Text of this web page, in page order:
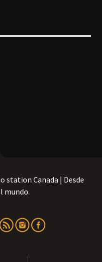
station Canada | Desde
mundo.